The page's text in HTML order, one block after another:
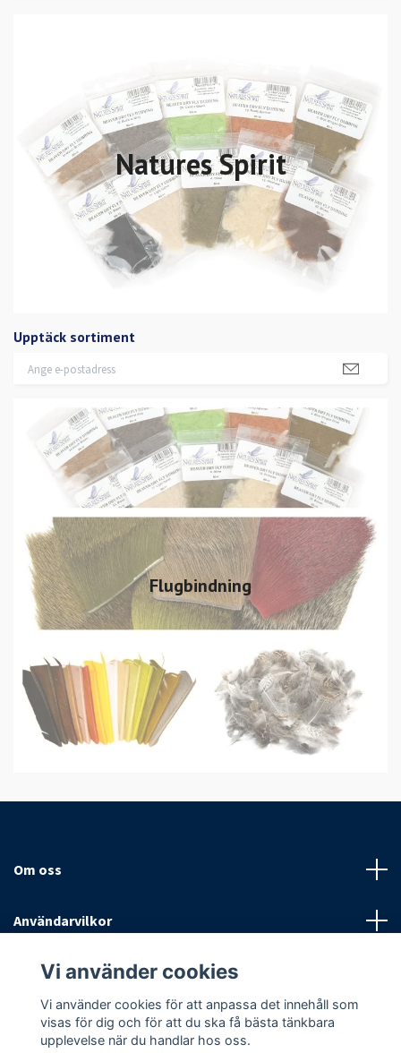
Natures Spirit
Upptäck sortiment
Flugbindning
Om oss
Användarvilkor
Sociala medier
Vi använder cookies
Vi använder cookies för att anpassa det innehåll som
visas för dig och för att du ska få bästa tänkbara
upplevelse när du handlar hos oss.